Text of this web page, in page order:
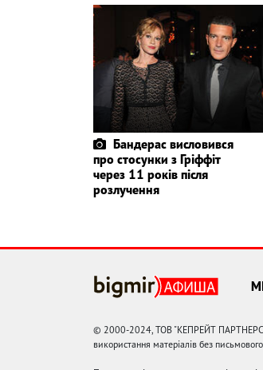
Бандерас висловився
про стосунки з Гріффіт
через 11 років після
розлучення
© 2000-2024, ТОВ "КЕПРЕЙТ ПАРТНЕРС".
використання матеріалів без